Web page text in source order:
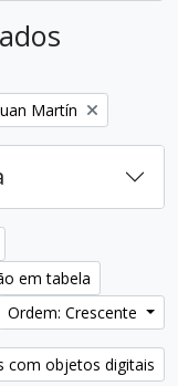
Martín
em tabela
Ordem: Crescente
com objetos digitais